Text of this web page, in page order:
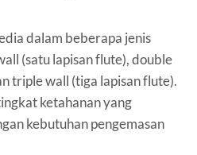
dalam beberapa jenis
(satu lapisan flute), double
triple wall (tiga lapisan flute).
ketahanan yang
kebutuhan pengemasan